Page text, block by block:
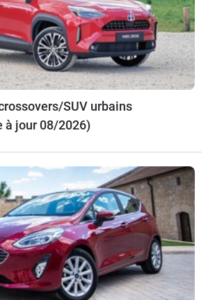
SUV urbains
à jour 08/2026)